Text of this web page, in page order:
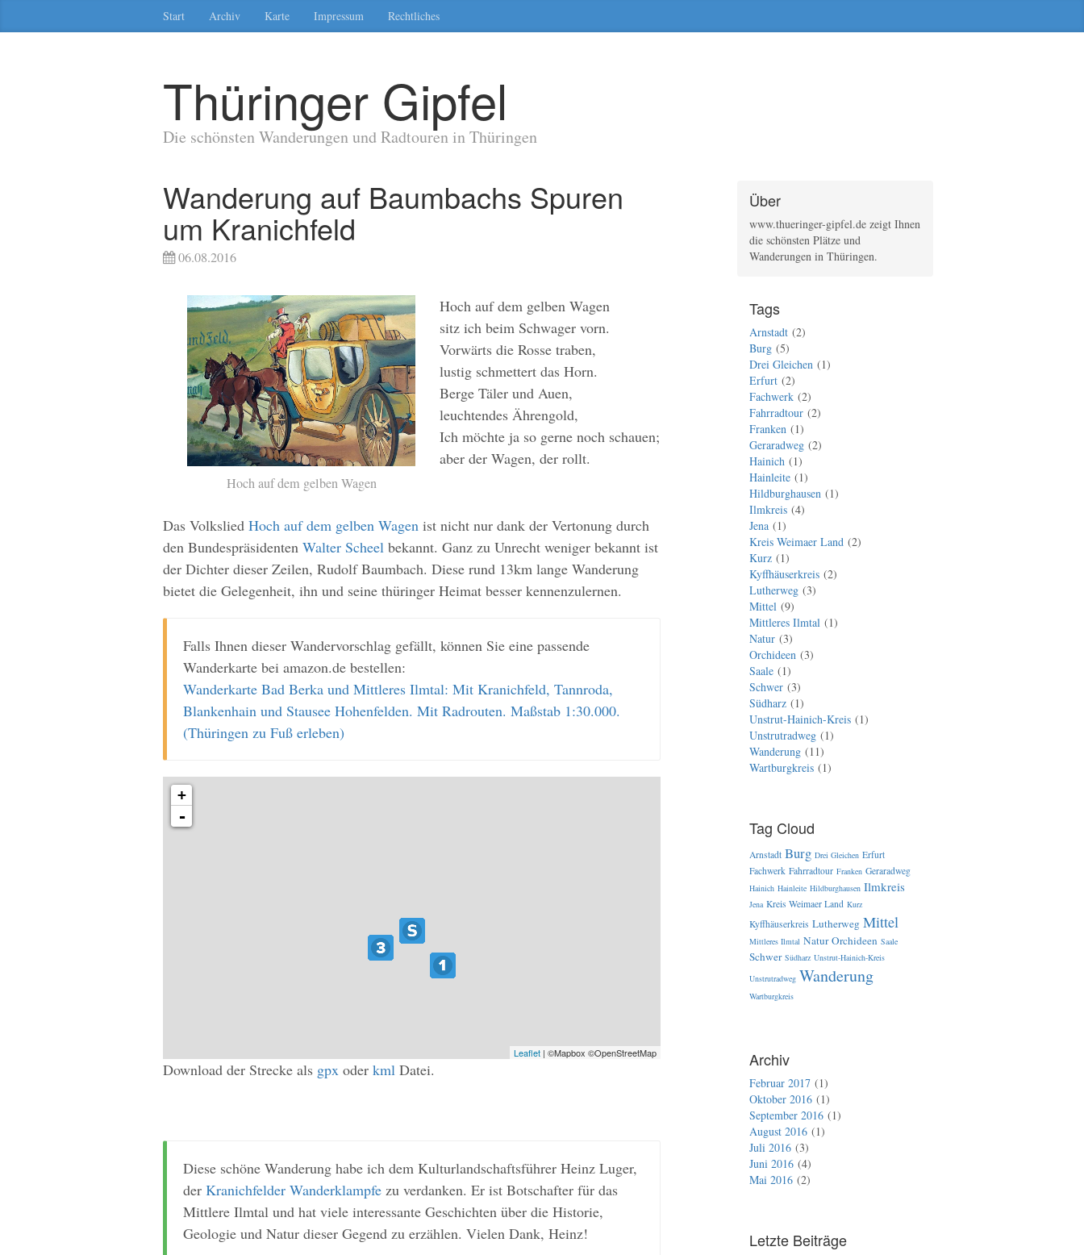
Start Archiv Karte Impressum Rechtliches
Thüringer Gipfel
Die schönsten Wanderungen und Radtouren in Thüringen
Wanderung auf Baumbachs Spuren
um Kranichfeld
06.08.2016
Hoch auf dem gelben Wagen
Hoch auf dem gelben Wagen
sitz ich beim Schwager vorn.
Vorwärts die Rosse traben,
lustig schmettert das Horn.
Berge Täler und Auen,
leuchtendes Ährengold,
Ich möchte ja so gerne noch schauen;
aber der Wagen, der rollt.
Das Volkslied Hoch auf dem gelben Wagen ist nicht nur dank der Vertonung durch
den Bundespräsidenten Walter Scheel bekannt. Ganz zu Unrecht weniger bekannt ist
der Dichter dieser Zeilen, Rudolf Baumbach. Diese rund 13km lange Wanderung
bietet die Gelegenheit, ihn und seine thüringer Heimat besser kennenzulernen.
Falls Ihnen dieser Wandervorschlag gefällt, können Sie eine passende
Wanderkarte bei amazon.de bestellen:
Wanderkarte Bad Berka und Mittleres Ilmtal: Mit Kranichfeld, Tannroda,
Blankenhain und Stausee Hohenfelden. Mit Radrouten. Maßstab 1:30.000.
(Thüringen zu Fuß erleben)
+
-
Leaflet| ©Mapbox ©OpenStreetMap
Download der Strecke als gpx oder kml Datei.
Diese schöne Wanderung habe ich dem Kulturlandschaftsführer Heinz Luger,
der Kranichfelder Wanderklampfe zu verdanken. Er ist Botschafter für das
Mittlere Ilmtal und hat viele interessante Geschichten über die Historie,
Geologie und Natur dieser Gegend zu erzählen. Vielen Dank, Heinz!
Über
www.thueringer-gipfel.de zeigt Ihnen
die schönsten Plätze und
Wanderungen in Thüringen.
Tags
Arnstadt 2
Burg 5
Drei Gleichen
1
Erfurt 2
Fachwerk 2
Fahrradtour 2
Franken
1
Geraradweg 2
Hainich
1
Hainleite
1
Hildburghausen
1
Ilmkreis 4
Jena
1
Kreis Weimaer Land 2
Kurz
1
Kyffhäuserkreis 2
Lutherweg 3
Mittel 9
Mittleres Ilmtal
1
Natur 3
Orchideen 3
Saale
1
Schwer 3
Südharz
1
Unstrut-Hainich-Kreis
1
Unstrutradweg
1
Wanderung
11
Wartburgkreis
1
Tag Cloud
Arnstadt Burg Drei Gleichen Erfurt
Fachwerk Fahrradtour Franken Geraradweg
Hainich Hainleite Hildburghausen Ilmkreis
Jena Kreis Weimaer Land Kurz
Kyffhäuserkreis Lutherweg Mittel
Mittleres Ilmtal Natur Orchideen Saale
Schwer Südharz Unstrut-Hainich-Kreis
Unstrutradweg Wanderung
Wartburgkreis
Archiv
Februar 2017
1
Oktober 2016
1
September 2016
1
August 2016
1
Juli 2016 3
Juni 2016 4
Mai 2016 2
Letzte Beiträge